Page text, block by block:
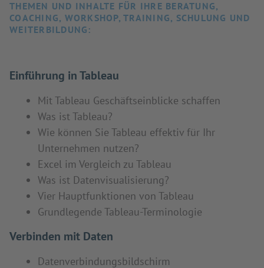
THEMEN UND INHALTE FÜR IHRE BERATUNG,
COACHING, WORKSHOP, TRAINING, SCHULUNG UND
WEITERBILDUNG:
Einführung in Tableau
Mit Tableau Geschäftseinblicke schaffen
Was ist Tableau?
Wie können Sie Tableau effektiv für Ihr
Unternehmen nutzen?
Excel im Vergleich zu Tableau
Was ist Datenvisualisierung?
Vier Hauptfunktionen von Tableau
Grundlegende Tableau-Terminologie
Verbinden mit Daten
Datenverbindungsbildschirm